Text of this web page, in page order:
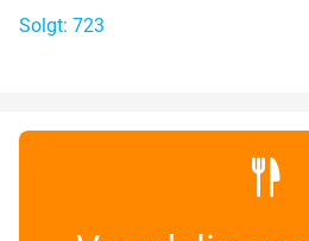
Solgt: 723